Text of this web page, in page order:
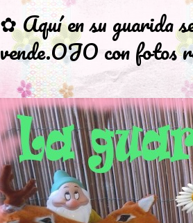
✿ Aquí en su guarida
vende.OJO con fotos